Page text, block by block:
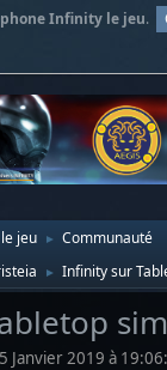
Infinity le jeu.
jeu ► Communauté
► Infinity sur
Janvier 2019 à